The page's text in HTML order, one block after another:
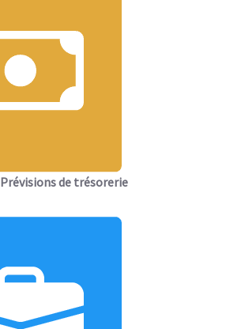
Prévisions de trésorerie